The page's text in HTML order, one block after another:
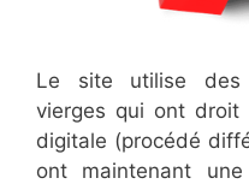
Le site utilise des
vierges qui ont droit
digitale (procédé
ont maintenant